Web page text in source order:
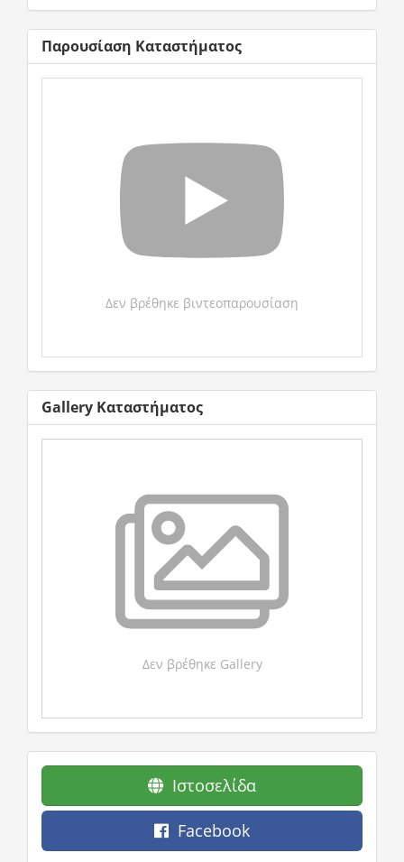
Παρουσίαση Καταστήματος
Δεν βρέθηκε βιντεοπαρουσίαση
Gallery Καταστήματος
Δεν βρέθηκε Gallery
Ιστοσελίδα
Facebook